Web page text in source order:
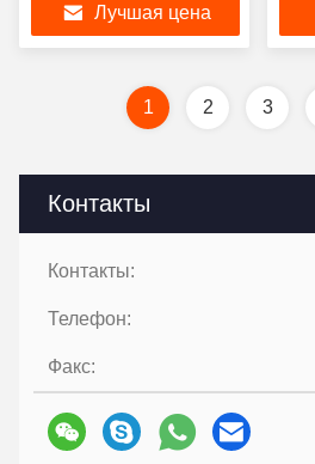
Контакты
Контакты:
Телефон:
Факс:
для нержавеющей
стали
Лучшая цена
1 2 3